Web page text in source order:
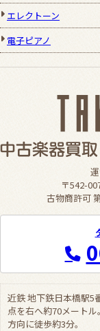
エレクトーン
電子ピアノ
〒542-
古物商許可
近鉄 地下鉄日本橋駅5
点を右へ約70メート
方向に徒歩約3分。